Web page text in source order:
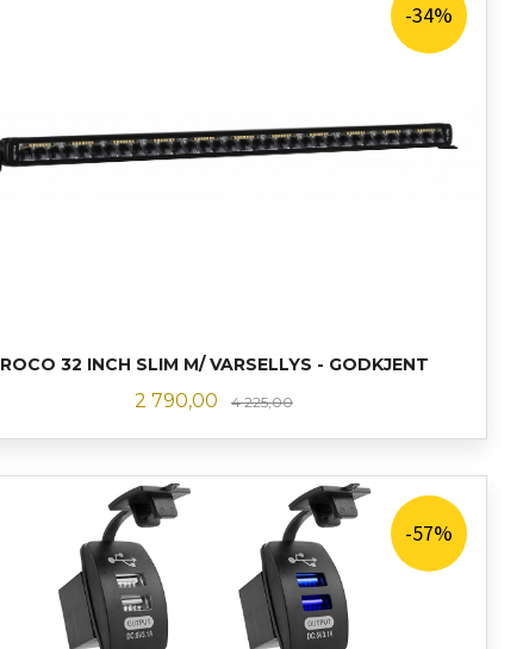
ROCO 32 INCH SLIM M/ VARSELLYS - GODKJENT
Tilbud
2 790,00 4 225,00Rabatt
-34%
LES MER
-57%